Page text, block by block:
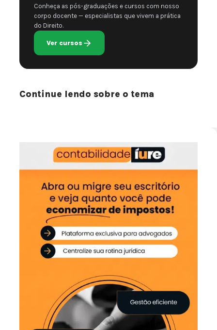
Conheça as pós-graduações e cursos com nosso
corpo docente — especialistas que vivem a prática
do Direito.
Ver cursos
Continue lendo sobre o tema